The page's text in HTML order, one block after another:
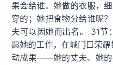
果会给谁。她做的衣服，
穿的；她把食物分给谁呢
夫可以因她而出名。 31节
愿她的工作，在城门口荣
动成果——她的丈夫、她的